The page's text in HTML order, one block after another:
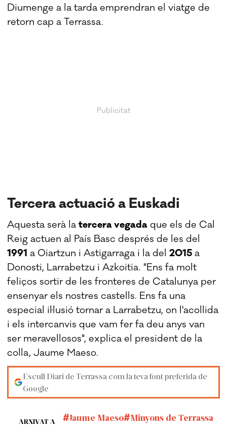
Diumenge a la tarda emprendran el viatge de
retorn cap a Terrassa.
Tercera actuació a Euskadi
Aquesta serà latercera vegada que els de Cal
Reig actuen al País Basc després de les del
1991 a Oiartzun i Astigarraga i la del2015 a
Donosti, Larrabetzu i Azkoitia. "Ens fa molt
feliços sortir de les fronteres de Catalunya per
ensenyar els nostres castells. Ens fa una
especial il·lusió tornar a Larrabetzu, on l'acollida
i els intercanvis que vam fer fa deu anys van
ser meravellosos", explica el president de la
colla, Jaume Maeso.
Escull Diari de Terrassa com la teva font preferida de
Google
ARXIVAT A Jaume Maeso Minyons de Terrassa